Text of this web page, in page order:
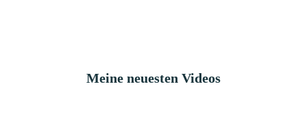
Meine neuesten Videos